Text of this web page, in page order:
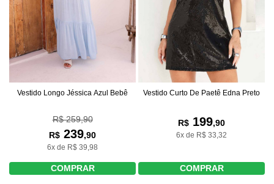
Vestido Longo Jéssica Azul Bebê
R$ 259,90
R$ 239,90
6x de R$ 39,98
COMPRAR
Vestido Curto De Paetê Edna Preto
R$ 199,90
6x de R$ 33,32
COMPRAR